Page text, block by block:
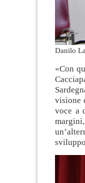
Danilo
«Con
visione
voce a